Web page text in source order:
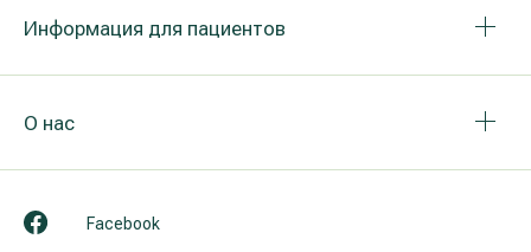
Информация для пациентов
О нас
Facebook